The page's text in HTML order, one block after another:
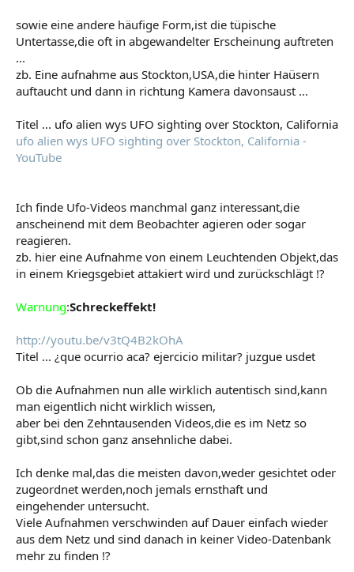
sowie eine andere häufige Form,ist die tüpische
Untertasse,die oft in abgewandelter Erscheinung auftreten
...
zb. Eine aufnahme aus Stockton,USA,die hinter Haüsern
auftaucht und dann in richtung Kamera davonsaust ...
Titel ... ufo alien wys UFO sighting over Stockton, California
ufo alien wys UFO sighting over Stockton, California -
YouTube
Ich finde Ufo-Videos manchmal ganz interessant,die
anscheinend mit dem Beobachter agieren oder sogar
reagieren.
zb. hier eine Aufnahme von einem Leuchtenden Objekt,das
in einem Kriegsgebiet attakiert wird und zurückschlägt !?
Warnung:Schreckeffekt!
http://youtu.be/v3tQ4B2kOhA
Titel ... ¿que ocurrio aca? ejercicio militar? juzgue usdet
Ob die Aufnahmen nun alle wirklich autentisch sind,kann
man eigentlich nicht wirklich wissen,
aber bei den Zehntausenden Videos,die es im Netz so
gibt,sind schon ganz ansehnliche dabei.
Ich denke mal,das die meisten davon,weder gesichtet oder
zugeordnet werden,noch jemals ernsthaft und
eingehender untersucht.
Viele Aufnahmen verschwinden auf Dauer einfach wieder
aus dem Netz und sind danach in keiner Video-Datenbank
mehr zu finden !?